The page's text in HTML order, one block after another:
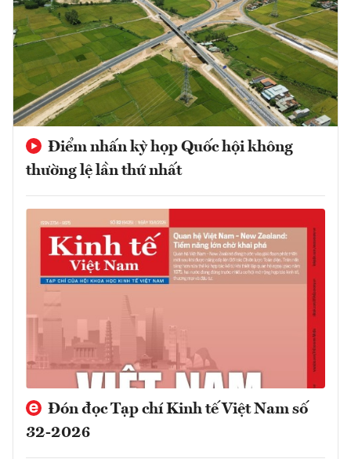
Điểm nhấn kỳ họp Quốc hội không
thường lệ lần thứ nhất
Đón đọc Tạp chí Kinh tế Việt Nam số
32-2026